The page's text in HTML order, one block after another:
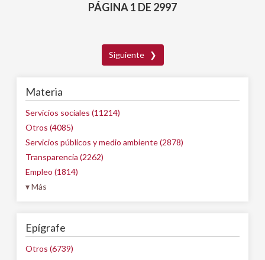
PÁGINA 1 DE 2997
Siguiente ❯
Materia
Servicios sociales (11214)
Otros (4085)
Servicios públicos y medio ambiente (2878)
Transparencia (2262)
Empleo (1814)
▾ Más
Epígrafe
Otros (6739)